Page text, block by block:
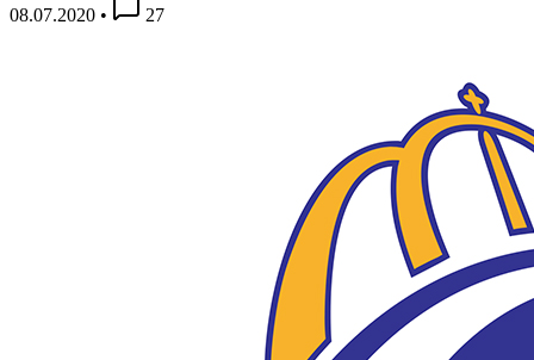
08.07.2020 • 27